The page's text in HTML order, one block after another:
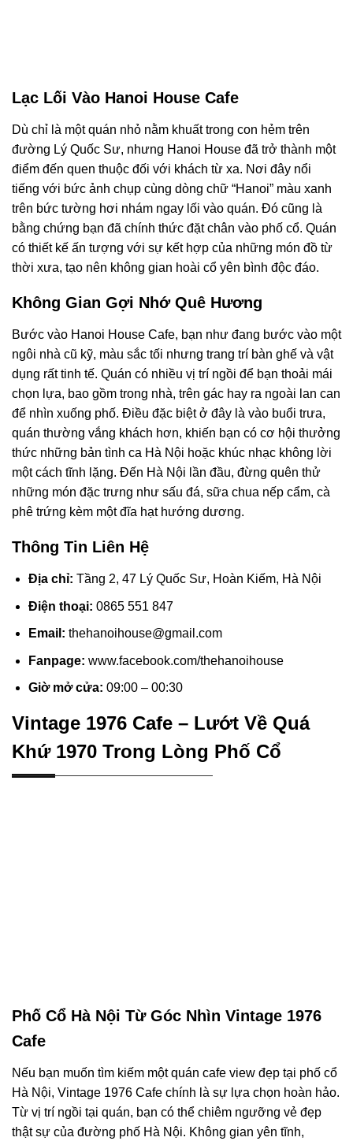
Lạc Lối Vào Hanoi House Cafe
Dù chỉ là một quán nhỏ nằm khuất trong con hẻm trên
đường Lý Quốc Sư, nhưng Hanoi House đã trở thành một
điểm đến quen thuộc đối với khách từ xa. Nơi đây nổi
tiếng với bức ảnh chụp cùng dòng chữ “Hanoi” màu xanh
trên bức tường hơi nhám ngay lối vào quán. Đó cũng là
bằng chứng bạn đã chính thức đặt chân vào phố cổ. Quán
có thiết kế ấn tượng với sự kết hợp của những món đồ từ
thời xưa, tạo nên không gian hoài cổ yên bình độc đáo.
Không Gian Gợi Nhớ Quê Hương
Bước vào Hanoi House Cafe, bạn như đang bước vào một
ngôi nhà cũ kỹ, màu sắc tối nhưng trang trí bàn ghế và vật
dụng rất tinh tế. Quán có nhiều vị trí ngồi để bạn thoải mái
chọn lựa, bao gồm trong nhà, trên gác hay ra ngoài lan can
để nhìn xuống phố. Điều đặc biệt ở đây là vào buổi trưa,
quán thường vắng khách hơn, khiến bạn có cơ hội thưởng
thức những bản tình ca Hà Nội hoặc khúc nhạc không lời
một cách tĩnh lặng. Đến Hà Nội lần đầu, đừng quên thử
những món đặc trưng như sấu đá, sữa chua nếp cẩm, cà
phê trứng kèm một đĩa hạt hướng dương.
Thông Tin Liên Hệ
Địa chỉ: Tầng 2, 47 Lý Quốc Sư, Hoàn Kiếm, Hà Nội
Điện thoại: 0865 551 847
Email: thehanoihouse@gmail.com
Fanpage: www.facebook.com/thehanoihouse
Giờ mở cửa: 09:00 – 00:30
Vintage 1976 Cafe – Lướt Về Quá
Khứ 1970 Trong Lòng Phố Cổ
Phố Cổ Hà Nội Từ Góc Nhìn Vintage 1976
Cafe
Nếu bạn muốn tìm kiếm một quán cafe view đẹp tại phố cổ
Hà Nội, Vintage 1976 Cafe chính là sự lựa chọn hoàn hảo.
Từ vị trí ngồi tại quán, bạn có thể chiêm ngưỡng vẻ đẹp
thật sự của đường phố Hà Nội. Không gian yên tĩnh,